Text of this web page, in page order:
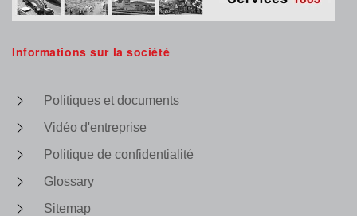
Informations sur la société
Politiques et documents
Vidéo d'entreprise
Politique de confidentialité
Glossary
Sitemap